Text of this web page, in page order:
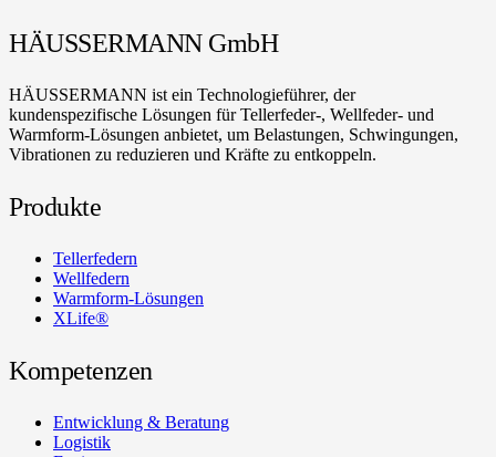
HÄUSSERMANN GmbH
HÄUSSERMANN ist ein Technologieführer, der
kundenspezifische Lösungen für Tellerfeder-, Wellfeder- und
Warmform-Lösungen anbietet, um Belastungen, Schwingungen,
Vibrationen zu reduzieren und Kräfte zu entkoppeln.
Produkte
Tellerfedern
Wellfedern
Warmform-Lösungen
XLife®
Kompetenzen
Entwicklung & Beratung
Logistik